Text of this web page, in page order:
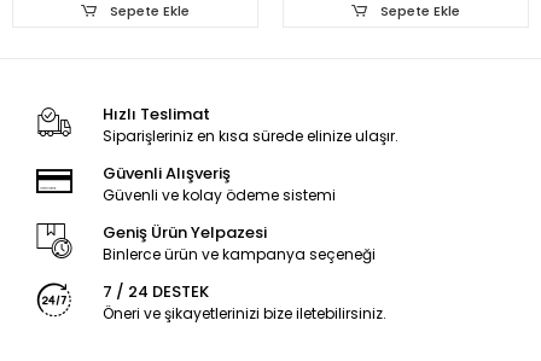
Sepete Ekle Sepete Ekle
Hızlı Teslimat
Siparişleriniz en kısa sürede elinize ulaşır.
Güvenli Alışveriş
Güvenli ve kolay ödeme sistemi
Geniş Ürün Yelpazesi
Binlerce ürün ve kampanya seçeneği
7 / 24 DESTEK
Öneri ve şikayetlerinizi bize iletebilirsiniz.